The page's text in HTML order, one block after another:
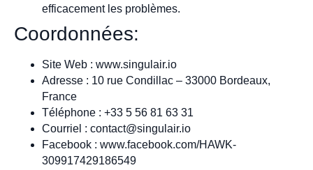
efficacement les problèmes.
Coordonnées:
Site Web : www.singulair.io
Adresse : 10 rue Condillac – 33000 Bordeaux,
France
Téléphone : +33 5 56 81 63 31
Courriel : contact@singulair.io
Facebook : www.facebook.com/HAWK-
309917429186549